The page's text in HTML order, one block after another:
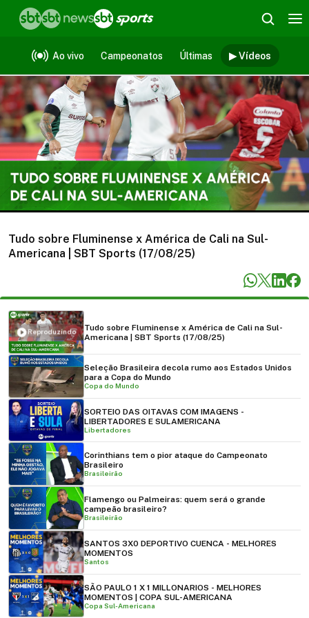
Ao vivo Campeonatos Últimas ▶ Vídeos
Vídeos
Tudo sobre Fluminense x América de Cali na Sul-
Americana | SBT Sports (17/08/25)
Reproduzindo
Tudo sobre Fluminense x América de Cali na Sul-
Americana | SBT Sports (17/08/25)
Seleção Brasileira decola rumo aos Estados Unidos
para a Copa do Mundo
Copa do Mundo
SORTEIO DAS OITAVAS COM IMAGENS -
LIBERTADORES E SULAMERICANA
Libertadores
Corinthians tem o pior ataque do Campeonato
Brasileiro
Brasileirão
Flamengo ou Palmeiras: quem será o grande
campeão brasileiro?
Brasileirão
SANTOS 3X0 DEPORTIVO CUENCA - MELHORES
MOMENTOS
Santos
SÃO PAULO 1 X 1 MILLONARIOS - MELHORES
MOMENTOS | COPA SUL-AMERICANA
Copa Sul-Americana